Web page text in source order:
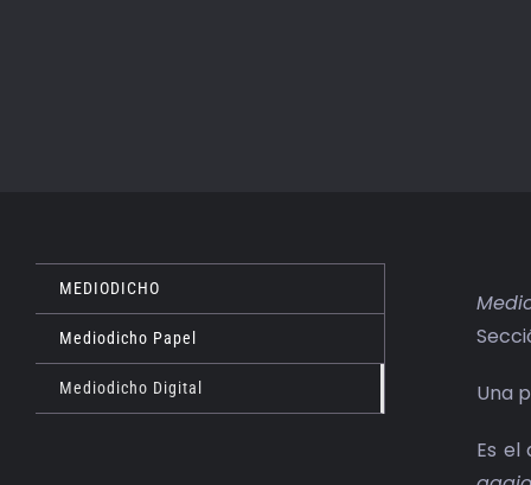
Una
Es el
MEDIODICHO
Mediodicho Papel
Mediodicho Digital